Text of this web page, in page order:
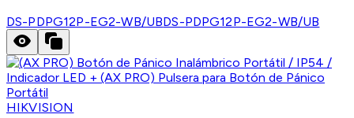
DS-PDPG12P-EG2-WB/UBDS-PDPG12P-EG2-WB/UB
HIKVISION